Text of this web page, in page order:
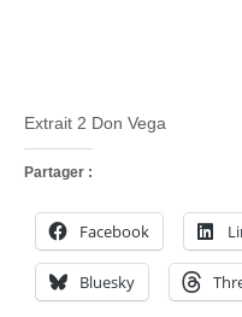
Extrait 2 Don Vega
Partager :
Facebook
Bluesky